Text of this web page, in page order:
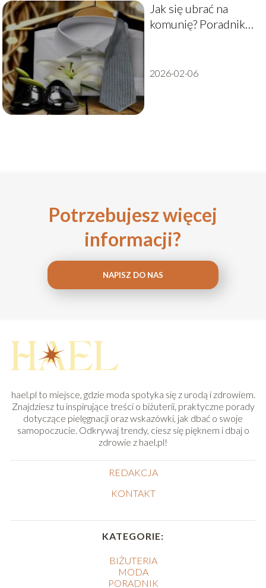
Jak się ubrać na
komunię? Poradnik
2026-02-06
Potrzebujesz więcej
informacji?
NAPISZ DO NAS
hael.pl to miejsce, gdzie moda spotyka się z urodą i zdrowiem.
Znajdziesz tu inspirujące treści o biżuterii, praktyczne porady
dotyczące pielęgnacji oraz wskazówki, jak dbać o swoje
samopoczucie. Odkrywaj trendy, ciesz się pięknem i dbaj o
zdrowie z hael.pl!
REDAKCJA
KONTAKT
KATEGORIE:
BIŻUTERIA
MODA
PORADNIK